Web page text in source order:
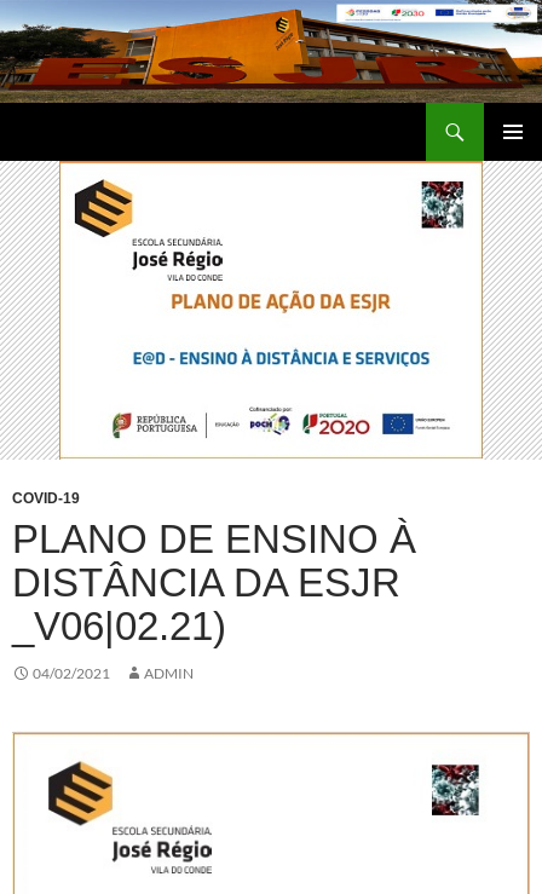
Saltar
para
o
conteúdo
MENU
COVID-19
PLANO DE ENSINO À
DISTÂNCIA DA ESJR
_V06|02.21)
04/02/2021 ADMIN